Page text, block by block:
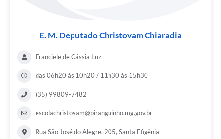
E. M. Deputado Christovam Chiaradia
Franciele de Cássia Luz
das 06h20 às 10h20 / 11h30 às 15h30
(35) 99809-7482
escolachristovam@piranguinho.mg.gov.br
Rua São José do Alegre, 205, Santa Efigênia